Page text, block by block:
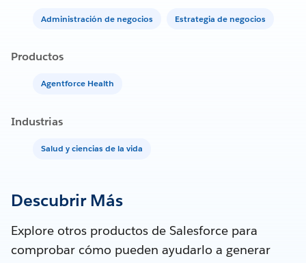
Administración de negocios Estrategia de negocios
Productos
Agentforce Health
Industrias
Salud y ciencias de la vida
Descubrir Más
Explore otros productos de Salesforce para
comprobar cómo pueden ayudarlo a generar